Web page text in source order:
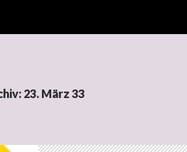
23. März 33